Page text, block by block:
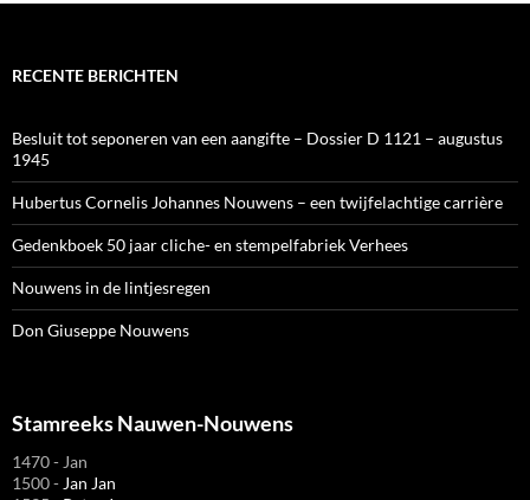
RECENTE BERICHTEN
Besluit tot seponeren van een aangifte – Dossier D 1121 – augustus
1945
Hubertus Cornelis Johannes Nouwens – een twijfelachtige carrière
Gedenkboek 50 jaar cliche- en stempelfabriek Verhees
Nouwens in de lintjesregen
Don Giuseppe Nouwens
Stamreeks Nauwen-Nouwens
1470 - Jan
1500 - Jan Jan